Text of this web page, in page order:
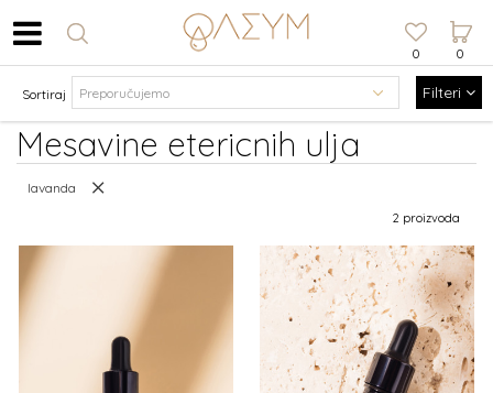
0
0
Mesavine etericnih ulja
Sortiraj Filteri
lavanda
2 proizvoda